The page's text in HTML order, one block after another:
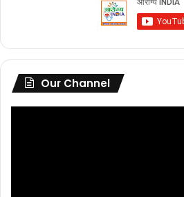
Our Channel